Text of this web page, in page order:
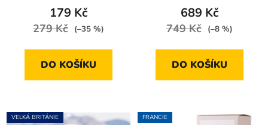
179 Kč
279 Kč (–35 %)
DO KOŠÍKU
689 Kč
749 Kč (–8 %)
DO KOŠÍKU
VELKÁ BRITÁNIE FRANCIE